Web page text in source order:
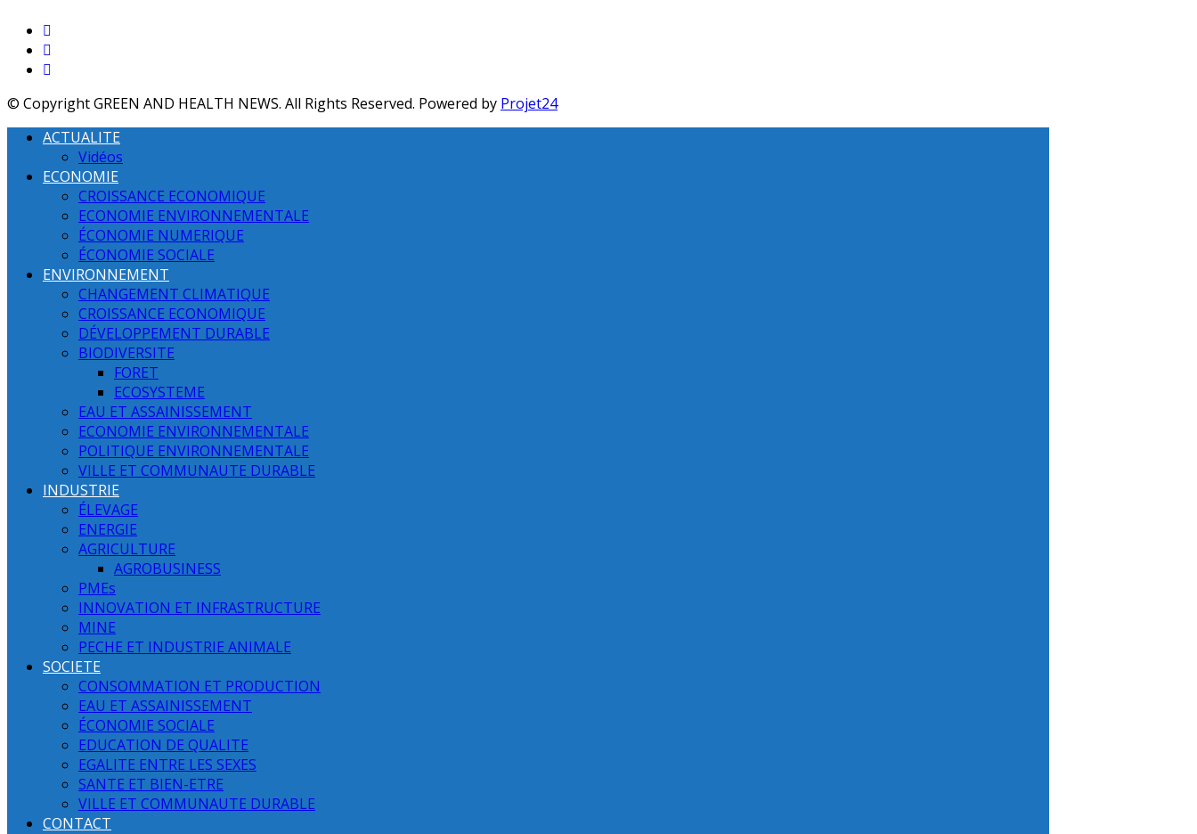
© Copyright GREEN AND HEALTH NEWS. All Rights Reserved. Powered by Projet24
ACTUALITE
Vidéos
ECONOMIE
CROISSANCE ECONOMIQUE
ECONOMIE ENVIRONNEMENTALE
ÉCONOMIE NUMERIQUE
ÉCONOMIE SOCIALE
ENVIRONNEMENT
CHANGEMENT CLIMATIQUE
CROISSANCE ECONOMIQUE
DÉVELOPPEMENT DURABLE
BIODIVERSITE
FORET
ECOSYSTEME
EAU ET ASSAINISSEMENT
ECONOMIE ENVIRONNEMENTALE
POLITIQUE ENVIRONNEMENTALE
VILLE ET COMMUNAUTE DURABLE
INDUSTRIE
ÉLEVAGE
ENERGIE
AGRICULTURE
AGROBUSINESS
PMEs
INNOVATION ET INFRASTRUCTURE
MINE
PECHE ET INDUSTRIE ANIMALE
SOCIETE
CONSOMMATION ET PRODUCTION
EAU ET ASSAINISSEMENT
ÉCONOMIE SOCIALE
EDUCATION DE QUALITE
EGALITE ENTRE LES SEXES
SANTE ET BIEN-ETRE
VILLE ET COMMUNAUTE DURABLE
CONTACT